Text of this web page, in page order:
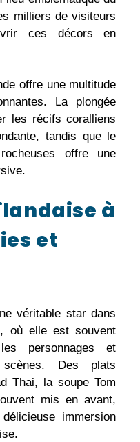
milliers de visiteurs
ces décors en
offre une multitude
La plongée
les récifs coralliens
tandis que le
offre une
à
et
véritable star dans
où elle est souvent
personnages et
Des plats
Thai, la soupe Tom
mis en avant,
immersion